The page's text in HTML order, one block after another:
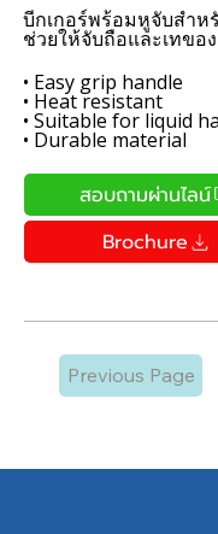
บีกเกอร์พร้อมหูจับสำ
ช่วยให้จับถือและเทขอ
• Easy grip handle
• Heat resistant
• Suitable for liquid
• Durable material
สอบถามผ่านไลน์
Brochure
Previous Page